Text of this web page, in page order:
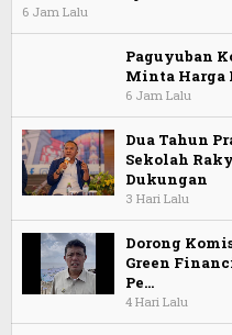
6 Jam Lalu
Paguyuban
Minta Harga
6 Jam Lalu
Dua Tahun
Sekolah
Dukungan
3 Hari Lalu
Dorong
Green
Pe…
4 Hari Lalu